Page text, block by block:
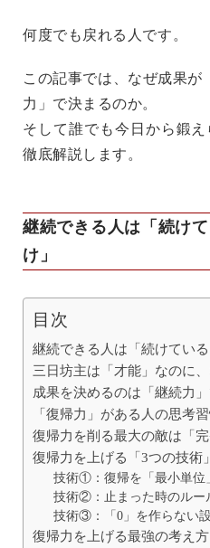
何度でも戻れる人 です。
この記事では、なぜ成果が
力」で決まるのか。
そして誰でも今日から鍛
徹底解説します。
継続できる人は「続け
け」
目次
継続できる人は「続けている
三日坊主は「才能」なのに
成果を決めるのは「継続力
「復帰力」がある人の思考
復帰力を削る最大の敵は「完
復帰力を上げる「3つの技術」
技術①：復帰を「最小単位
技術②：止まった時のルー
技術③：「0」を作らない
復帰力を上げる最強の考え